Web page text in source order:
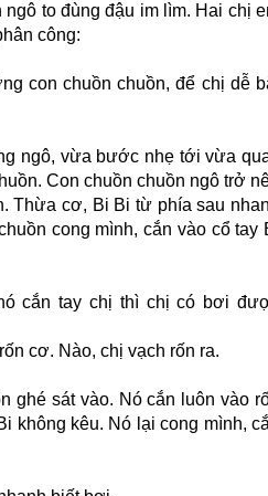
to đùng đậu im lìm. Hai chị
công:
con chuồn chuồn, để chị dễ
ngô, vừa bước nhẹ tới vừa
Con chuồn chuồn ngô trở
Thừa cơ, Bi Bi từ phía sau
cong mình, cắn vào cổ tay
cắn tay chị thì chị có bơi
cơ. Nào, chị vạch rốn ra.
ghé sát vào. Nó cắn luôn vào
không kêu. Nó lại cong mình,